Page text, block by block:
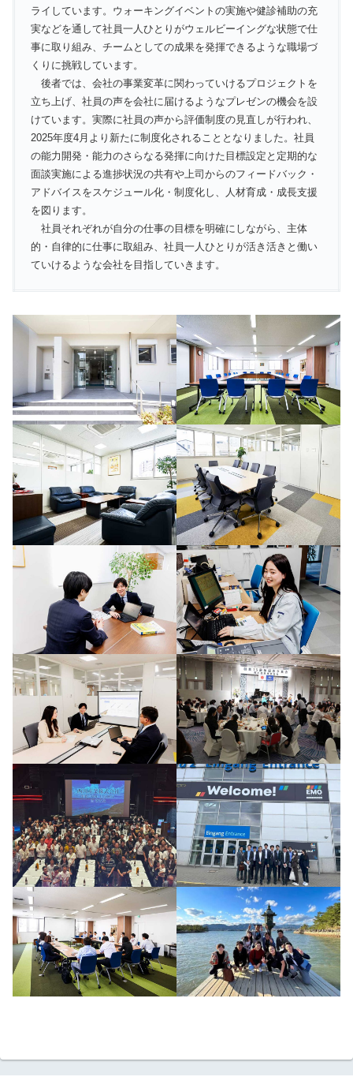
ライしています。ウォーキングイベントの実施や健診補助の充
実などを通して社員一人ひとりがウェルビーイングな状態で仕
事に取り組み、チームとしての成果を発揮できるような職場づ
くりに挑戦しています。
後者では、会社の事業変革に関わっていけるプロジェクトを
立ち上げ、社員の声を会社に届けるようなプレゼンの機会を設
けています。実際に社員の声から評価制度の見直しが行われ、
2025年度4月より新たに制度化されることとなりました。社員
の能力開発・能力のさらなる発揮に向けた目標設定と定期的な
面談実施による進捗状況の共有や上司からのフィードバック・
アドバイスをスケジュール化・制度化し、人材育成・成長支援
を図ります。
社員それぞれが自分の仕事の目標を明確にしながら、主体
的・自律的に仕事に取組み、社員一人ひとりが活き活きと働い
ていけるような会社を目指していきます。